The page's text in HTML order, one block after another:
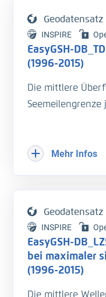
Webportale und -
Assistenzsystem
Geodatensatz
INSPIRE
EasyGSH-
(1996-2015)
Die mittlere
eine Fläche
bedeckt ist.
ndex.php/
Literatur:
- Hagen, R., et.al.,
Mehr Infos
Geodatensatz
INSPIRE
EasyGSH-
bei maximaler
(1996-2015)
Die mittlere